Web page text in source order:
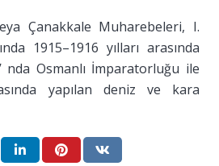
Çanakkale Muharebeleri, I.
1915–1916 yılları arasında
nda Osmanlı İmparatorluğu ile
yapılan deniz ve kara